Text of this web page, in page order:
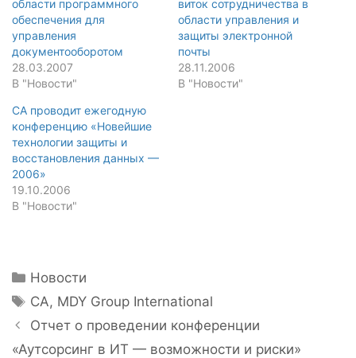
области программного
обеспечения для
управления
документооборотом
28.03.2007
В "Новости"
виток сотрудничества в
области управления и
защиты электронной
почты
28.11.2006
В "Новости"
CA проводит ежегодную
конференцию «Новейшие
технологии защиты и
восстановления данных —
2006»
19.10.2006
В "Новости"
Рубрики
Новости
Метки
CA, MDY Group International
Навигация
записи
Отчет о проведении конференции
«Аутсорсинг в ИТ — возможности и риски»